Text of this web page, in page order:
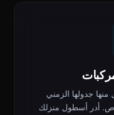
جدولها الزمني
أدر أسطول منزلك